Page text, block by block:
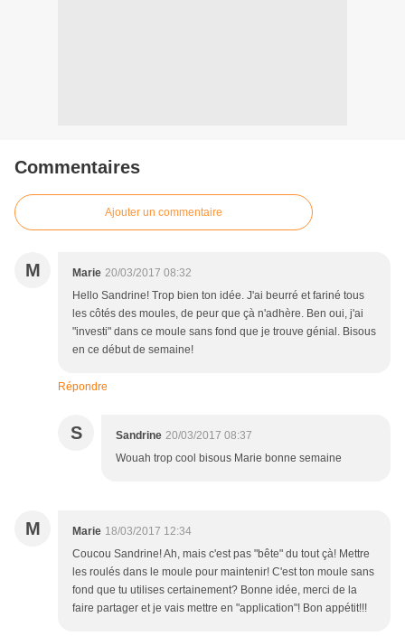
Commentaires
Ajouter un commentaire
M Marie 20/03/2017 08:32
Hello Sandrine! Trop bien ton idée. J'ai beurré et fariné tous
les côtés des moules, de peur que çà n'adhère. Ben oui, j'ai
"investi" dans ce moule sans fond que je trouve génial. Bisous
en ce début de semaine!
Répondre
S Sandrine 20/03/2017 08:37
Wouah trop cool bisous Marie bonne semaine
M Marie 18/03/2017 12:34
Coucou Sandrine! Ah, mais c'est pas "bête" du tout çà! Mettre
les roulés dans le moule pour maintenir! C'est ton moule sans
fond que tu utilises certainement? Bonne idée, merci de la
faire partager et je vais mettre en "application"! Bon appétit!!!